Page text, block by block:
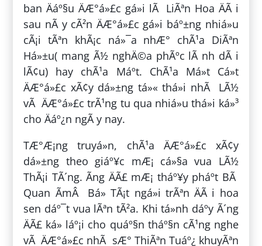
ban Äáº§u ÄÆ°á»£c gá»i lÃ LiÃªn Hoa ÄÃ i
sau nÃ y cÃ²n ÄÆ°á»£c gá»i báº±ng nhiá»u
cÃ¡i tÃªn khÃ¡c ná»¯a nhÆ° chÃ¹a DiÃªn
Há»±u( mang Ã½ nghÄ©a phÃºc lÃ nh dÃ i
lÃ¢u) hay chÃ¹a Máº­t. ChÃ¹a Má»t Cá»t
ÄÆ°á»£c xÃ¢y dá»±ng tá»« thá»i nhÃ LÃ½
vÃ ÄÆ°á»£c trÃ¹ng tu qua nhiá»u thá»i ká»³
cho Äáº¿n ngÃ y nay.
TÆ°Æ¡ng truyá»n, chÃ¹a ÄÆ°á»£c xÃ¢y
dá»±ng theo giáº¥c mÆ¡ cá»§a vua LÃ½
ThÃ¡i TÃ´ng. Ãng ÄÃ£ mÆ¡ tháº¥y pháº­t BÃ
Quan ÃmÂ Bá» TÃ¡t ngá»i trÃªn ÄÃ i hoa
sen dáº¯t vua lÃªn tÃ²a. Khi tá»nh dáº­y Ã´ng
ÄÃ£ ká» láº¡i cho quáº§n tháº§n cÃ¹ng nghe
vÃ ÄÆ°á»£c nhÃ sÆ° ThiÃªn Tuáº¿ khuyÃªn